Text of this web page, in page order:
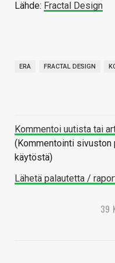
Lähde: Fractal Design
ERA FRACTAL DESIGN
Kommentoi uutista tai
(Kommentointi
käytöstä)
Lähetä palautetta /
39